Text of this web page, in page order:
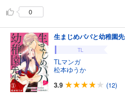
0
TL
TLマンガ
松本ゆうか
3.9
(12)